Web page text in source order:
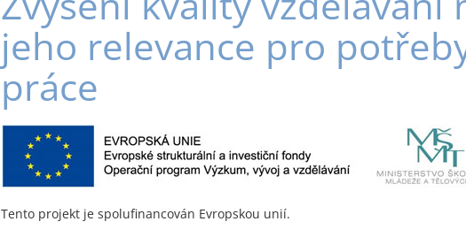
jeho relevance pro
práce
Tento projekt je spolufinancován Evropskou unií.